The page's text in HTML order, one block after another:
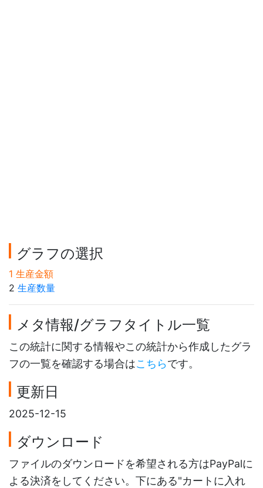
グラフの選択
1 生産金額
2 生産数量
メタ情報/グラフタイトル一覧
この統計に関する情報やこの統計から作成したグラ
フの一覧を確認する場合はこちらです。
更新日
2025-12-15
ダウンロード
ファイルのダウンロードを希望される方はPayPalに
よる決済をしてください。下にある"カートに入れ